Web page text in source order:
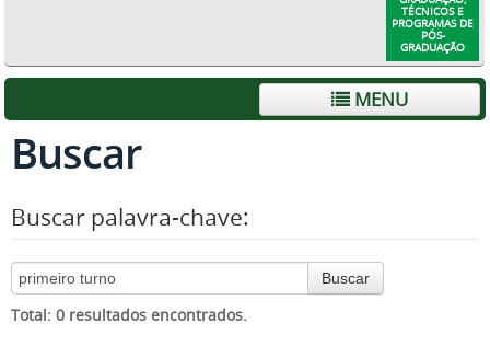
TÉCNICOS E
PROGRAMAS DE
PÓS-
GRADUAÇÃO
MENU
Buscar
Buscar palavra-chave:
Buscar
Total: 0 resultados encontrados.